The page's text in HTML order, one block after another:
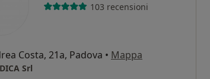
103 recensioni
Costa, 21a, Padova • Mappa
Srl